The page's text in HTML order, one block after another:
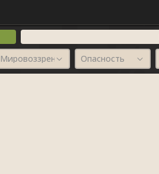
Мировоззрение Опасность